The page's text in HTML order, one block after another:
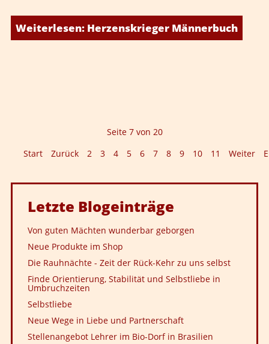
Weiterlesen: Herzenskrieger Männerbuch
Seite 7 von 20
Start
Zurück 2 3 4 5 6 7 8 9 10 11 Weiter
Letzte Blogeinträge
Von guten Mächten wunderbar geborgen
Neue Produkte im Shop
Die Rauhnächte - Zeit der Rück-Kehr zu uns selbst
Finde Orientierung, Stabilität und Selbstliebe in
Umbruchzeiten
Selbstliebe
Neue Wege in Liebe und Partnerschaft
Stellenangebot Lehrer im Bio-Dorf in Brasilien